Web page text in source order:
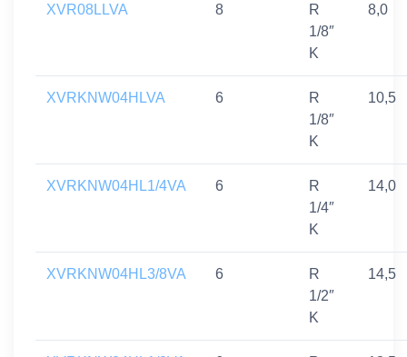
XVR08LLVA 8
R
1/8″
K
8,0
XVRKNW04HLVA 6
R
1/8″
K
10,5
XVRKNW04HL1/4VA 6
R
1/4″
K
14,0
XVRKNW04HL3/8VA 6
R
1/2″
K
14,5